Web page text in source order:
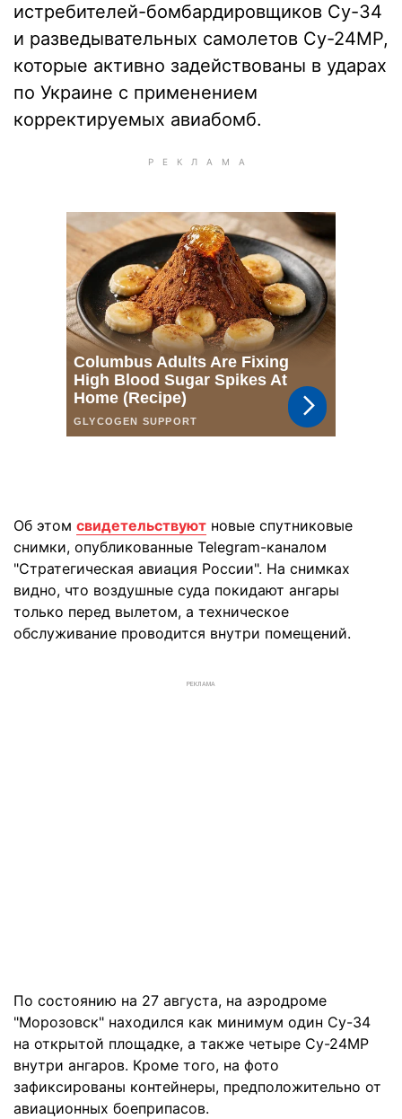
истребителей-бомбардировщиков Су-34
и разведывательных самолетов Су-24МР,
которые активно задействованы в ударах
по Украине с применением
корректируемых авиабомб.
Об этом свидетельствуют новые спутниковые
снимки, опубликованные Telegram-каналом
"Стратегическая авиация России". На снимках
видно, что воздушные суда покидают ангары
только перед вылетом, а техническое
обслуживание проводится внутри помещений.
РЕКЛАМА
По состоянию на 27 августа, на аэродроме
"Морозовск" находился как минимум один Су-34
на открытой площадке, а также четыре Су-24МР
внутри ангаров. Кроме того, на фото
зафиксированы контейнеры, предположительно от
авиационных боеприпасов.